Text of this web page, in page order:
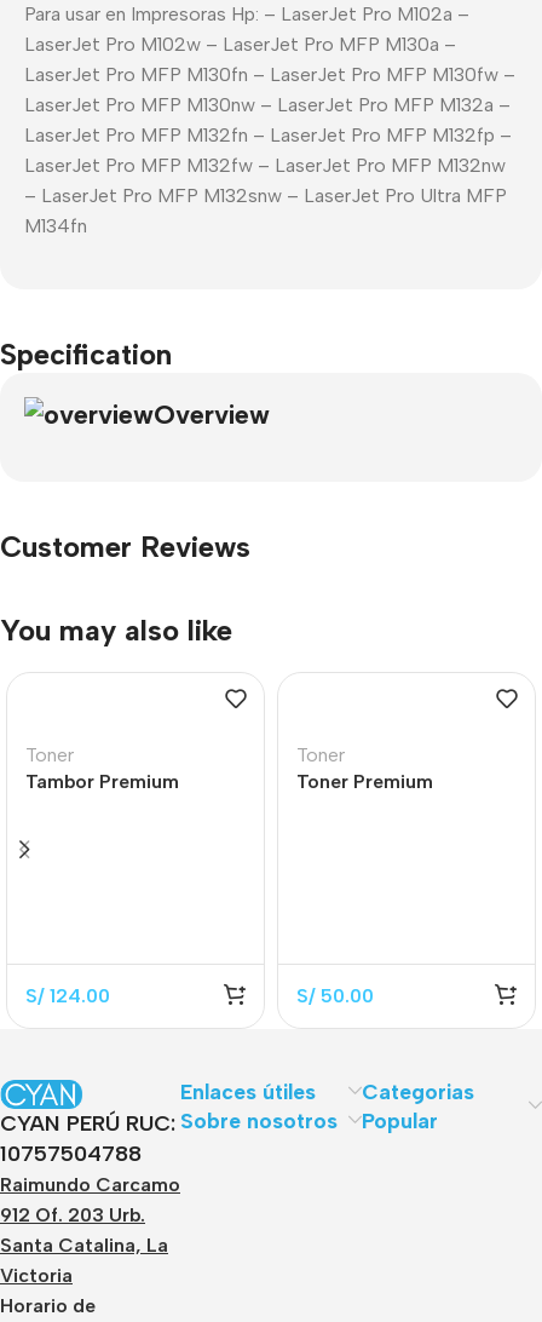
Para usar en Impresoras Hp: – LaserJet Pro M102a –
LaserJet Pro M102w – LaserJet Pro MFP M130a –
LaserJet Pro MFP M130fn – LaserJet Pro MFP M130fw –
LaserJet Pro MFP M130nw – LaserJet Pro MFP M132a –
LaserJet Pro MFP M132fn – LaserJet Pro MFP M132fp –
LaserJet Pro MFP M132fw – LaserJet Pro MFP M132nw
– LaserJet Pro MFP M132snw – LaserJet Pro Ultra MFP
M134fn
Specification
Overview
Customer Reviews
You may also like
Toner
Tambor Premium
S/ 124.00
Toner
Toner Premium
S/ 50.00
CYAN PERÚ RUC:
10757504788
Raimundo Carcamo
912 Of. 203 Urb.
Santa Catalina, La
Victoria
Horario de
Enlaces útiles
Sobre nosotros
Categorias
Popular